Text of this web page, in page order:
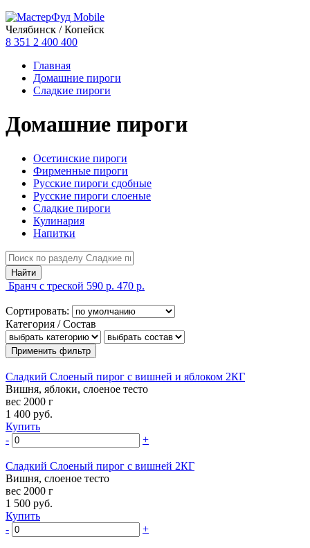
Челябинск / Копейск
8 351 2 400 400
Главная
Домашние пироги
Сладкие пироги
Домашние пироги
Осетинские пироги
Фирменные пироги
Русские пироги сдобные
Русские пироги слоеные
Сладкие пироги
Кулинария
Напитки
Бранч с треской 590 р. 470 р.
Сортировать:
Категория / Состав
Сладкий Слоеный пирог с вишней и яблоком 2КГ
Вишня, яблоки, слоеное тесто
вес 2000 г
1 400 руб.
Купить
-
+
Сладкий Слоеный пирог с вишней 2КГ
Вишня, слоеное тесто
вес 2000 г
1 500 руб.
Купить
-
+